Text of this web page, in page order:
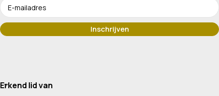
Erkend lid van